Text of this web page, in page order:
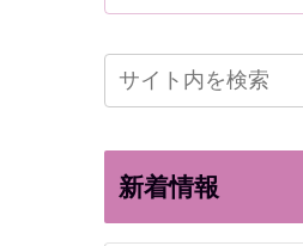
新着情報